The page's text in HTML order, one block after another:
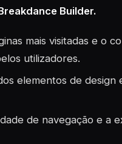
Builder.
mais visitadas e o
utilizadores.
elementos de design
de navegação e a